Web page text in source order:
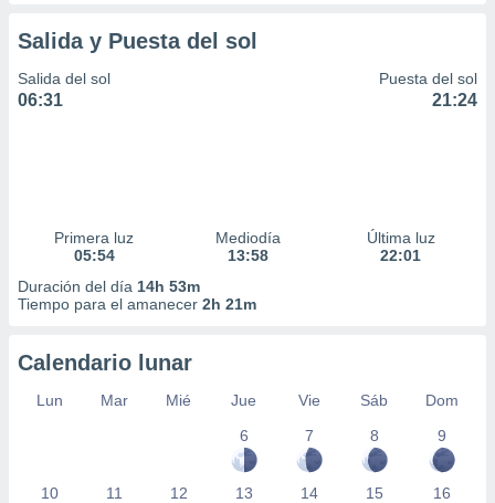
Salida y Puesta del sol
Salida del sol
06:31
Puesta del sol
21:24
Primera luz
05:54
Mediodía
13:58
Última luz
22:01
Duración del día 14h 53m
Tiempo para el amanecer 2h 21m
Calendario lunar
Lun Mar Mié Jue Vie Sáb
Dom
6
7 8 9
10 11 12 13 14 15 16